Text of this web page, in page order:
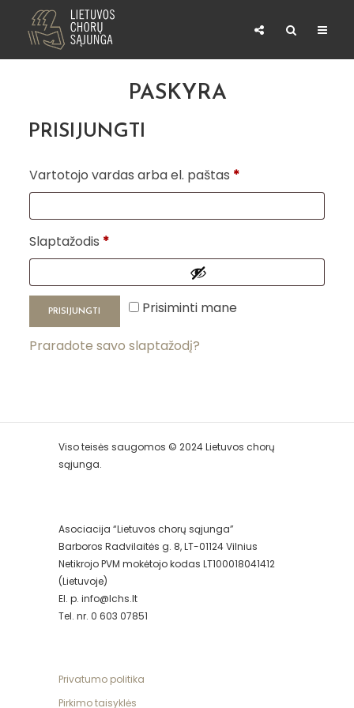
PASKYRA
PRISIJUNGTI
Vartotojo vardas arba el. paštas *Privalomas
Slaptažodis *Privalomas
Prisiminti mane
PRISIJUNGTI
Praradote savo slaptažodį?
Viso teisės saugomos © 2024 Lietuvos chorų
sąjunga.
Asociacija “Lietuvos chorų sąjunga”
Barboros Radvilaitės g. 8, LT-01124 Vilnius
Netikrojo PVM mokėtojo kodas LT100018041412
(Lietuvoje)
El. p. info@lchs.lt
Tel. nr. 0 603 07851
Privatumo politika
Pirkimo taisyklės